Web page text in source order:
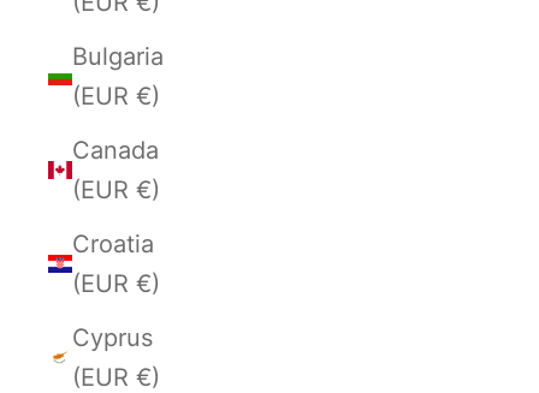
Bulgaria
(EUR €)
Canada
(EUR €)
Croatia
(EUR €)
Cyprus
(EUR €)